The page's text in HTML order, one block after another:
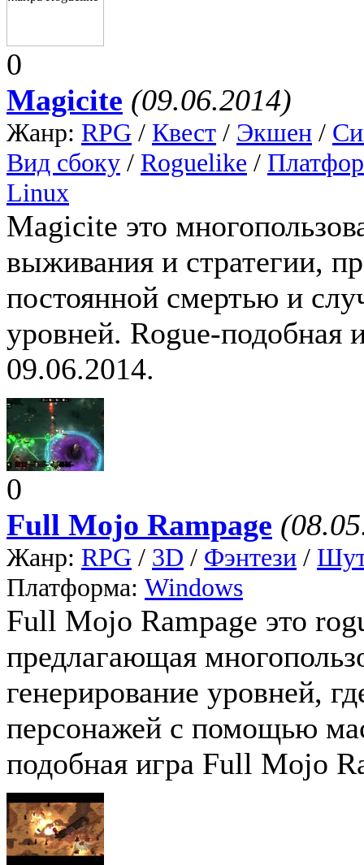
0
Magicite (09.06.2014)
Жанр: RPG / Квест / Экшен /
Вид сбоку / Roguelike /
Linux
Magicite это
выживания и стратегии,
постоянной смертью и
уровней. Rogue-подобная
09.06.2014.
0
Full Mojo Rampage
Жанр: RPG / 3D / Фэнтези /
Платформа: Windows
Full Mojo Rampage это
предлагающая
генерирование уровней,
персонажей с помощью
подобная игра Full Mojo